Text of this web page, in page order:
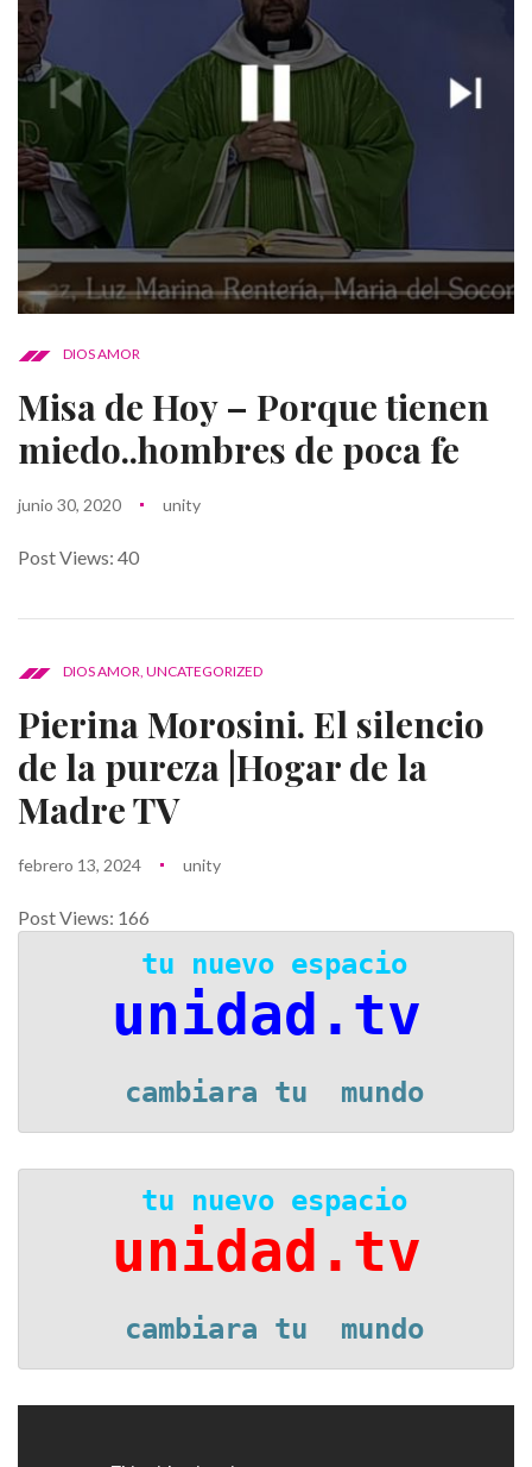
DIOS AMOR
Misa de Hoy – Porque tienen
miedo..hombres de poca fe
junio 30, 2020 unity
Post Views: 40
DIOS AMOR, UNCATEGORIZED
Pierina Morosini. El silencio
de la pureza |Hogar de la
Madre TV
febrero 13, 2024 unity
Post Views: 166
tu nuevo espacio
unidad.tv
cambiara tu  mundo
tu nuevo espacio
unidad.tv
cambiara tu  mundo